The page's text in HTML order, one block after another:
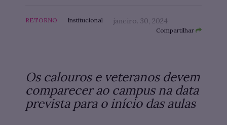
RETORNO Institucional janeiro. 30, 2024
Compartilhar
Os calouros e veteranos devem
comparecer ao campus na data
prevista para o início das aulas